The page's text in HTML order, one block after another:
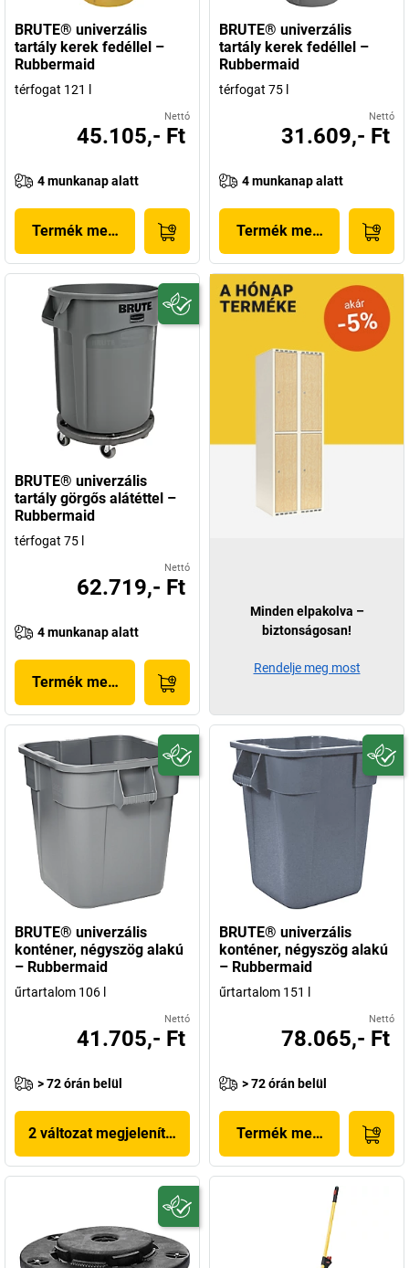
BRUTE® univerzális
tartály kerek fedéllel –
Rubbermaid
térfogat 121 l
Nettó
45.105,- Ft
4 munkanap alatt
Termék megjelenítése
BRUTE® univerzális
tartály kerek fedéllel –
Rubbermaid
térfogat 75 l
Nettó
31.609,- Ft
4 munkanap alatt
Termék megjelenítése
BRUTE® univerzális
tartály görgős alátéttel –
Rubbermaid
térfogat 75 l
Nettó
62.719,- Ft
4 munkanap alatt
Termék megjelenítése
BRUTE® univerzális
konténer, négyszög alakú
– Rubbermaid
űrtartalom 106 l
Nettó
41.705,- Ft
> 72 órán belül
2 változat megjelenítése
BRUTE® univerzális
konténer, négyszög alakú
– Rubbermaid
űrtartalom 151 l
Nettó
78.065,- Ft
> 72 órán belül
Termék megjelenítése
Minden elpakolva –
biztonságosan!
Rendelje meg most